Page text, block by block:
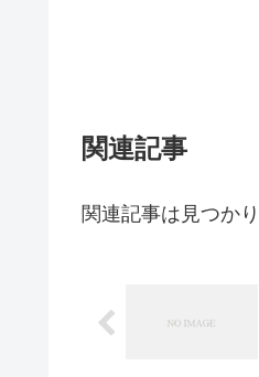
関連記事
関連記事は見つか